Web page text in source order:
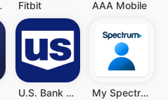
Fitbit AAA Mobile
U.S. Bank Mobile Banking My Spectrum